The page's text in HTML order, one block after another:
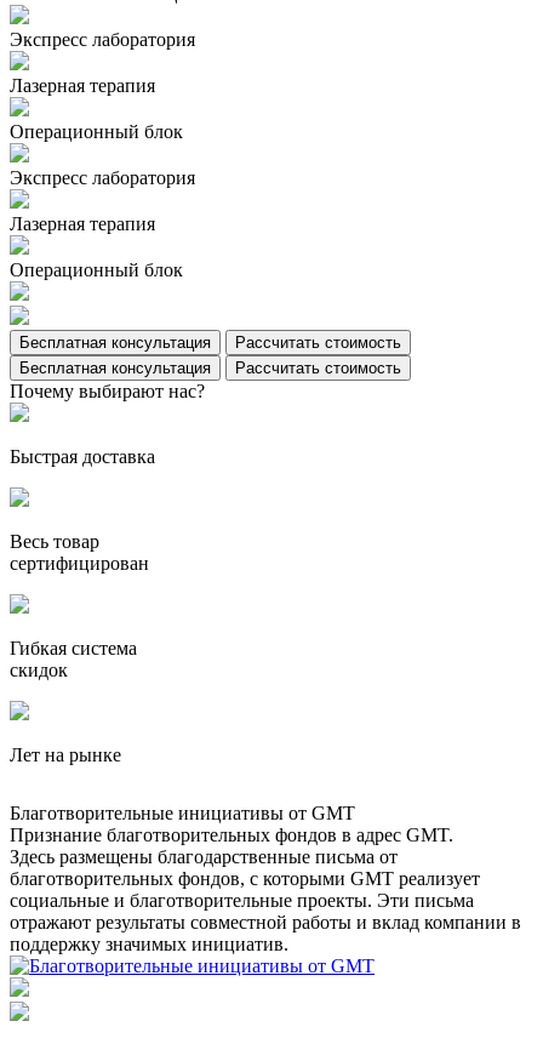
Экспресс лаборатория
Лазерная терапия
Операционный блок
Экспресс лаборатория
Лазерная терапия
Операционный блок
Бесплатная консультация
Рассчитать стоимость
Бесплатная консультация
Рассчитать стоимость
Почему выбирают нас?
Быстрая доставка
Весь товар
сертифицирован
Гибкая система
скидок
Лет на рынке
Благотворительные инициативы от GMT
Признание благотворительных фондов в адрес GMT.
Здесь размещены благодарственные письма от
благотворительных фондов, с которыми GMT реализует
социальные и благотворительные проекты. Эти письма
отражают результаты совместной работы и вклад компании в
поддержку значимых инициатив.